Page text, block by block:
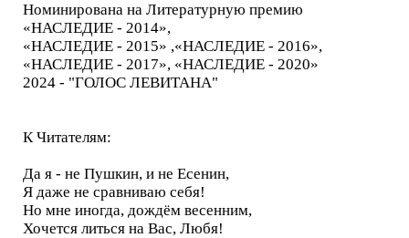
Номинирована на Литературную премию
«НАСЛЕДИЕ - 2014»,
«НАСЛЕДИЕ - 2015» ,«НАСЛЕДИЕ - 2016»,
«НАСЛЕДИЕ - 2017», «НАСЛЕДИЕ - 2020»
2024 - "ГОЛОС ЛЕВИТАНА"
К Читателям:
Да я - не Пушкин, и не Есенин,
Я даже не сравниваю себя!
Но мне иногда, дождём весенним,
Хочется литься на Вас, Любя!